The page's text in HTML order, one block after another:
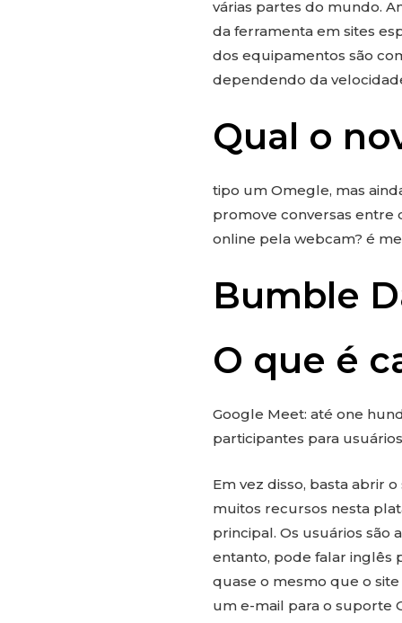
várias partes do mundo.
da ferramenta em sites
dos equipamentos são
dependendo da
Qual o
tipo um Omegle, mas
promove conversas entre
online pela webcam? é
Bumble
O que é
Google Meet: até one
participantes para
Em vez disso, basta abrir
muitos recursos nesta
principal. Os usuários são
entanto, pode falar inglês
quase o mesmo que o
um e-mail para o suporte